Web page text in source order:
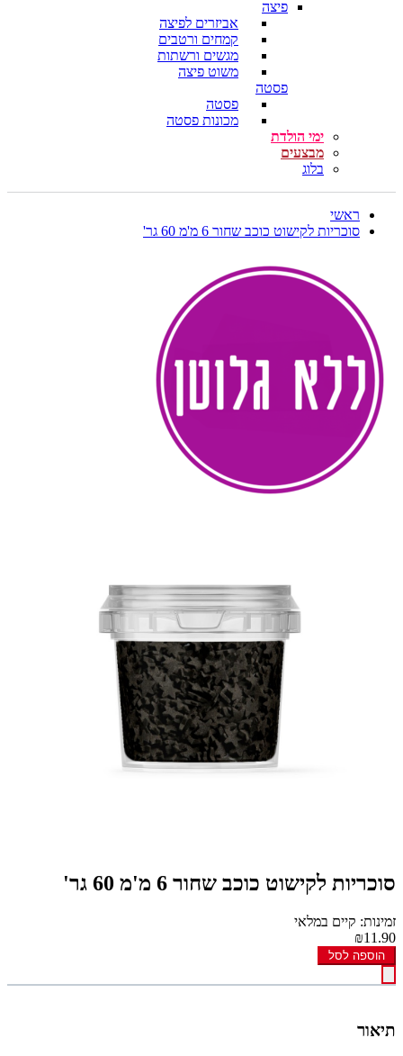
פיצה
אביזרים לפיצה
קמחים ורטבים
מגשים ורשתות
משוט פיצה
פסטה
פסטה
מכונות פסטה
ימי הולדת
מבצעים
בלוג
ראשי
סוכריות לקישוט כוכב שחור 6 מ'מ 60 גר'
סוכריות לקישוט כוכב שחור 6 מ'מ 60 גר'
זמינות: קיים במלאי
₪11.90
הוספה לסל
תיאור